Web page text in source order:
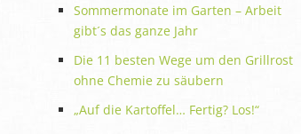
Sommermonate im Garten – Arbeit
gibt´s das ganze Jahr
Die 11 besten Wege um den Grillrost
ohne Chemie zu säubern
„Auf die Kartoffel… Fertig? Los!“